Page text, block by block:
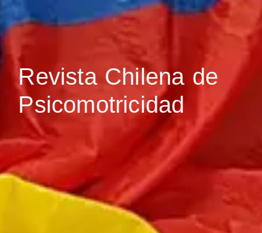
Revista Chilena de
Psicomotricidad